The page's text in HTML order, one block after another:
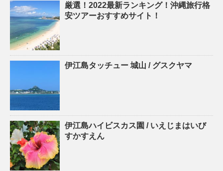
厳選！2022最新ランキング！沖縄旅行格
安ツアーおすすめサイト！
伊江島タッチュー 城山 / グスクヤマ
伊江島ハイビスカス園 / いえじまはいび
すかすえん